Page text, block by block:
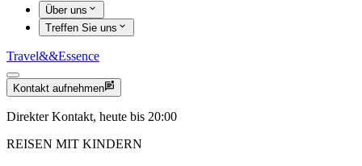
Über uns
Treffen Sie uns
Travel&&Essence
Kontakt aufnehmen
Direkter Kontakt, heute bis 20:00
REISEN MIT KINDERN